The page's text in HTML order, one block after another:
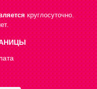
круглосуточно.